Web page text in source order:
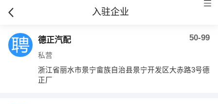
入驻企业
德正汽配 50-99
私营
浙江省丽水市景宁畲族自治县景宁开发区大赤路3号德
正厂